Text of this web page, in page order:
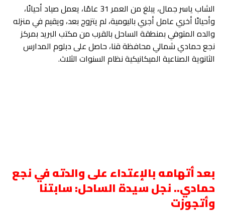
الشاب ياسر جمال، يبلغ من العمر 31 عامًا، يعمل صياد أحيانًا،
وأحيانًا أخري عامل أجري باليومية، لم يتزوج بعد، ويقيم في منزله
والده المتوفي بمنطقة الساحل بالقرب من مكتب البريد بمركز
نجع حمادي شمالي محافظة قنا، حاصل على دبلوم المدارس
الثانوية الصناعية الميكانيكية نظام السنوات الثلاث.
بعد أتهامه بالإعتداء على والدته في نجع
حمادي.. نجل سيدة الساحل: سابتنا
وأتجوزت